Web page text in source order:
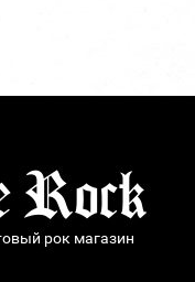
рок магазин